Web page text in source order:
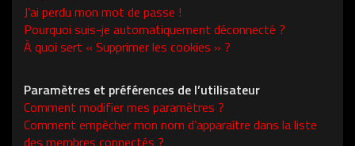
J’ai perdu mon mot de passe !
Pourquoi suis-je automatiquement déconnecté ?
À quoi sert « Supprimer les cookies » ?
Paramètres et préférences de l’utilisateur
Comment modifier mes paramètres ?
Comment empêcher mon nom d’apparaître dans la liste